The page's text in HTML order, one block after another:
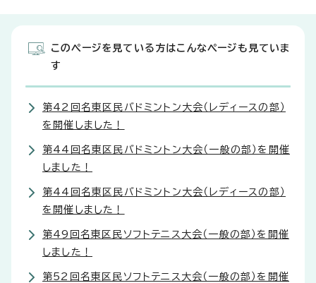
このページを見ている方はこんなページも見ていま
す
第42回名東区民バドミントン大会（レディースの部）
を開催しました！
第44回名東区民バドミントン大会（一般の部）を開催
しました！
第44回名東区民バドミントン大会（レディースの部）
を開催しました！
第49回名東区民ソフトテニス大会（一般の部）を開催
しました！
第52回名東区民ソフトテニス大会（一般の部）を開催